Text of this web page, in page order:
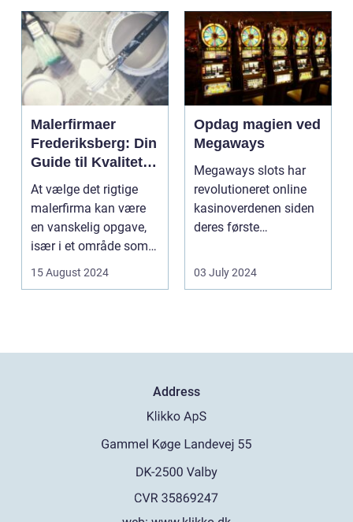
Malerfirmaer
Frederiksberg: Din
Guide til Kvalitet
og Service
At vælge det rigtige
malerfirma kan være
en vanskelig opgave,
især i et område som
15 August 2024
Opdag magien ved
Megaways
Megaways slots har
revolutioneret online
kasinoverdenen siden
deres første
spillea...
03 July 2024
Address